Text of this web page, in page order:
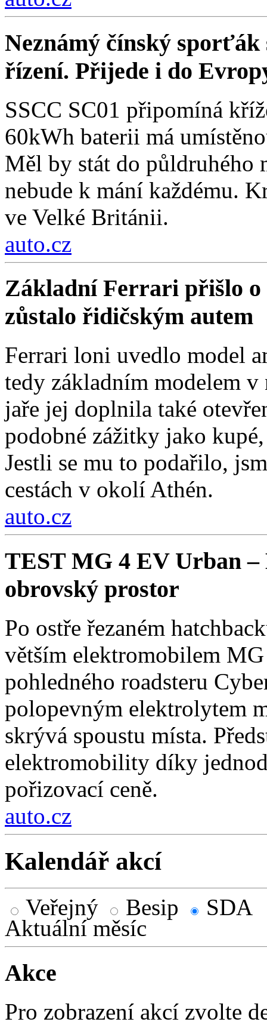
Neznámý čínský
řízení. Přijede i do
SSCC SC01 připomíná
60kWh baterii má
Měl by stát do půldruhého
nebude k mání každému.
ve Velké Británii.
auto.cz
Základní Ferrari přišlo o
zůstalo řidičským autem
Ferrari loni uvedlo model
tedy základním modelem v
jaře jej doplnila také
podobné zážitky jako
Jestli se mu to podařilo,
cestách v okolí Athén.
auto.cz
TEST MG 4 EV Urban
obrovský prostor
Po ostře řezaném
větším elektromobilem
pohledného roadsteru
polopevným elektrolytem
skrývá spoustu místa.
elektromobility díky
pořizovací ceně.
auto.cz
Kalendář akcí
Veřejný Besip
SDA
Aktuální měsíc
Akce
Pro zobrazení akcí zvolte